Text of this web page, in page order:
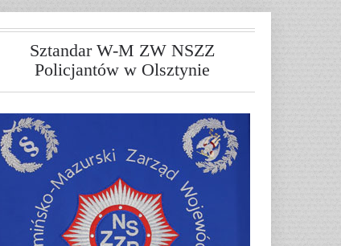
Sztandar W-M ZW NSZZ
Policjantów w Olsztynie